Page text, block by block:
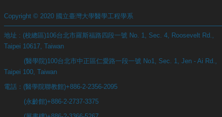
Copyright © 2020 國立臺灣大學醫學工程學系
地址 : (校總區)106台北市羅斯福路四段一號 No. 1, Sec. 4, Roosevelt Rd.,
Taipei 10617, Taiwan
(醫學院)100台北市中正區仁愛路一段一號 No1, Sec. 1, Jen - Ai Rd.,
Taipei 100, Taiwan
電話：(醫學院聯教館)+886-2-2356-2095
(永齡館)+886-2-2737-3375